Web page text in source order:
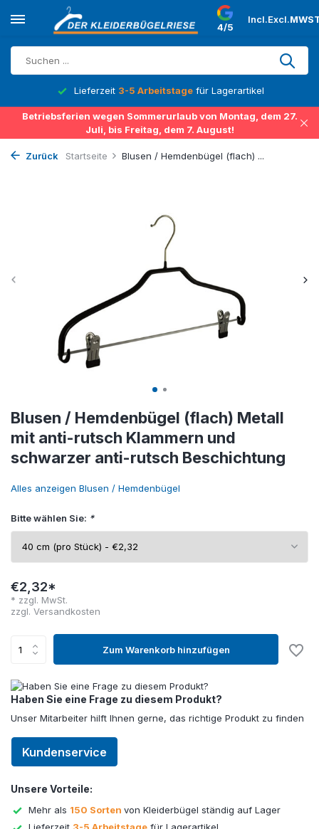
4/5
Incl.Excl.
Lieferzeit 3-5 Arbeitstage für Lagerartikel
Betriebsferien wegen Sommerurlaub von Montag, dem 27.
Juli, bis Freitag, dem 7. August!
Zurück Startseite Blusen / Hemdenbügel (flach) ...
Blusen / Hemdenbügel (flach) Metall
mit anti-rutsch Klammern und
schwarzer anti-rutsch Beschichtung
Alles anzeigen Blusen / Hemdenbügel
Bitte wählen Sie: *
€2,32*
* zzgl. MwSt.
zzgl. Versandkosten
Zum Warenkorb hinzufügen
Haben Sie eine Frage zu diesem Produkt?
Unser Mitarbeiter hilft Ihnen gerne, das richtige Produkt zu finden
Kundenservice
Unsere Vorteile:
Mehr als 150 Sorten von Kleiderbügel ständig auf Lager